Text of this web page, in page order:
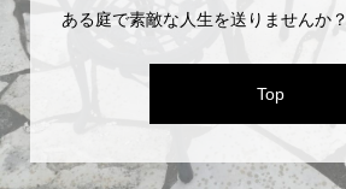
ある庭で素敵な人生を送りませんか？
Top